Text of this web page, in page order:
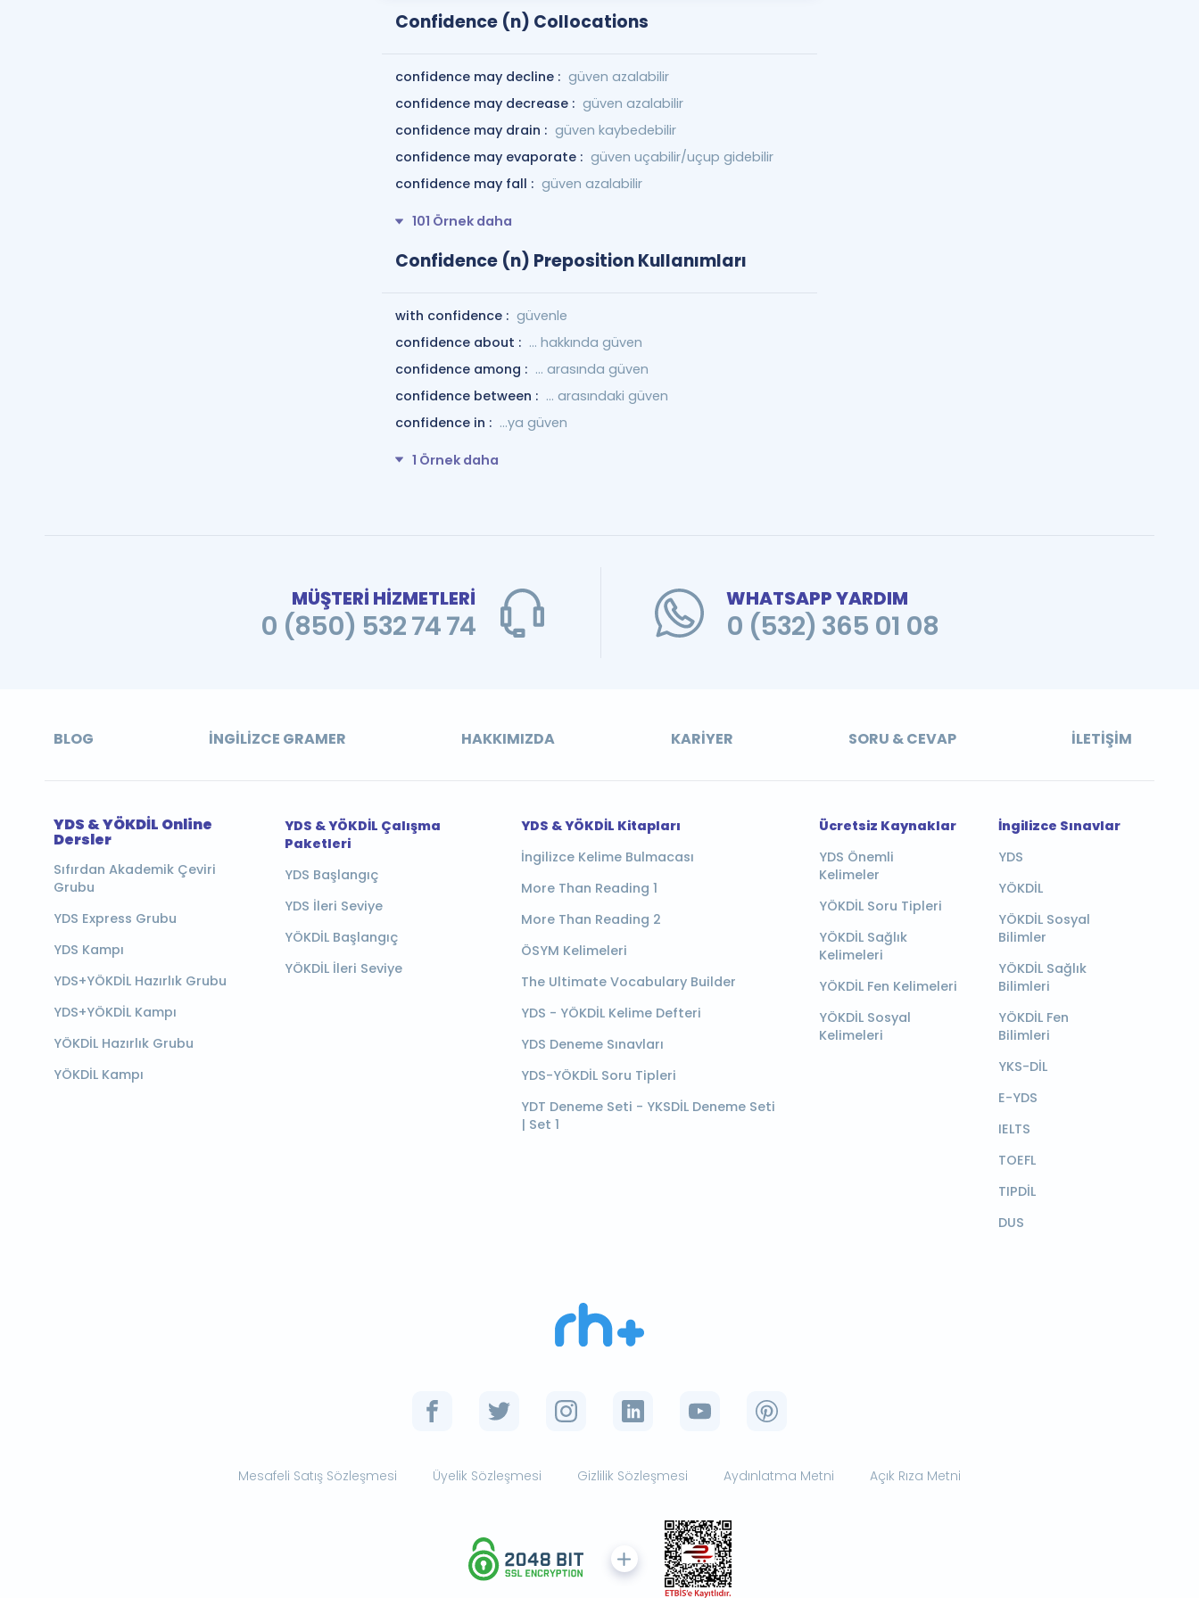
Confidence (n) Collocations
confidence may decline : güven azalabilir
confidence may decrease : güven azalabilir
confidence may drain : güven kaybedebilir
confidence may evaporate : güven uçabilir/uçup gidebilir
confidence may fall : güven azalabilir
101 Örnek daha
Confidence (n) Preposition Kullanımları
with confidence : güvenle
confidence about : ... hakkında güven
confidence among : ... arasında güven
confidence between : ... arasındaki güven
confidence in : …ya güven
1 Örnek daha
MÜŞTERİ HİZMETLERİ
0 (850) 532 74 74
WHATSAPP YARDIM
0 (532) 365 01 08
BLOG İNGILIZCE GRAMER HAKKIMIZDA KARIYER SORU & CEVAP İLETIŞIM
YDS & YÖKDİL Online
Dersler
Sıfırdan Akademik Çeviri
Grubu
YDS Express Grubu
YDS Kampı
YDS+YÖKDİL Hazırlık Grubu
YDS+YÖKDİL Kampı
YÖKDİL Hazırlık Grubu
YÖKDİL Kampı
YDS & YÖKDİL Çalışma
Paketleri
YDS Başlangıç
YDS İleri Seviye
YÖKDİL Başlangıç
YÖKDİL İleri Seviye
YDS & YÖKDİL Kitapları
İngilizce Kelime Bulmacası
More Than Reading 1
More Than Reading 2
ÖSYM Kelimeleri
The Ultimate Vocabulary Builder
YDS - YÖKDİL Kelime Defteri
YDS Deneme Sınavları
YDS-YÖKDİL Soru Tipleri
YDT Deneme Seti - YKSDİL Deneme Seti
| Set 1
Ücretsiz Kaynaklar
YDS Önemli
Kelimeler
YÖKDİL Soru Tipleri
YÖKDİL Sağlık
Kelimeleri
YÖKDİL Fen Kelimeleri
YÖKDİL Sosyal
Kelimeleri
İngilizce Sınavlar
YDS
YÖKDİL
YÖKDİL Sosyal
Bilimler
YÖKDİL Sağlık
Bilimleri
YÖKDİL Fen
Bilimleri
YKS-DİL
E-YDS
IELTS
TOEFL
TIPDİL
DUS
Mesafeli Satış Sözleşmesi Üyelik Sözleşmesi Gizlilik Sözleşmesi Aydınlatma Metni Açık Rıza Metni